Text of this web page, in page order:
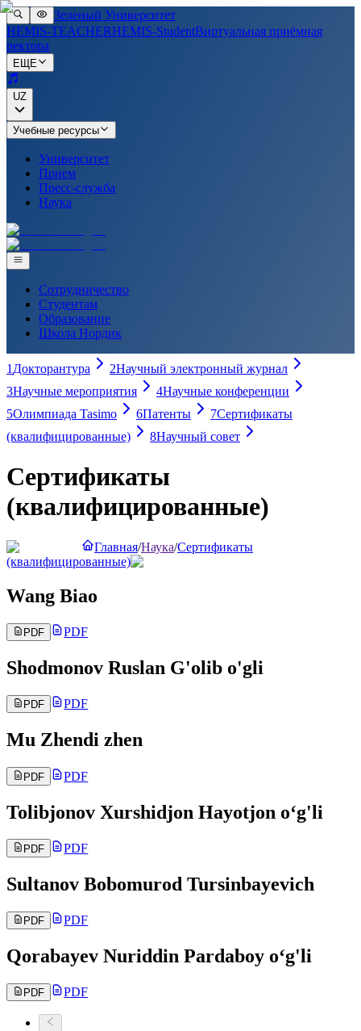
Зеленый Университет
HEMIS-TEACHERHEMIS-StudentВиртуальная приёмная
ректора
ЕЩЕ
UZ
Учебные ресурсы
Университет
Прием
Пресс-служба
Наука
Сотрудничество
Студентам
Образование
Школа Нордик
1 Докторантура 2Научный электронный журнал
3Научные мероприятия 4Научные конференции
5Олимпиада Tasimo 6Патенты 7Сертификаты
(квалифицированные)
8Научный совет
Сертификаты
(квалифицированные)
Главная/Наука/Сертификаты
(квалифицированные)
Wang Biao
PDF PDF
Shodmonov Ruslan G'olib o'gli
PDF PDF
Mu Zhendi zhen
PDF PDF
Tolibjonov Xurshidjon Hayotjon oʻg'li
PDF PDF
Sultanov Bobomurod Tursinbayevich
PDF PDF
Qorabayev Nuriddin Pardaboy oʻg'li
PDF PDF